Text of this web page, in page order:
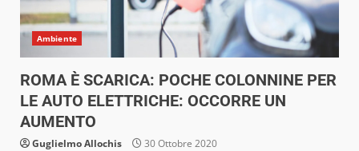
Ambiente
ROMA È SCARICA: POCHE COLONNINE PER
LE AUTO ELETTRICHE: OCCORRE UN
AUMENTO
Guglielmo Allochis 30 Ottobre 2020